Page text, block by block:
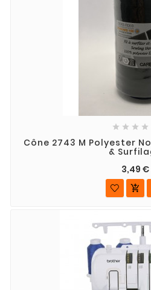
   
Cône 2743 M Polyester
&
3,49 €
